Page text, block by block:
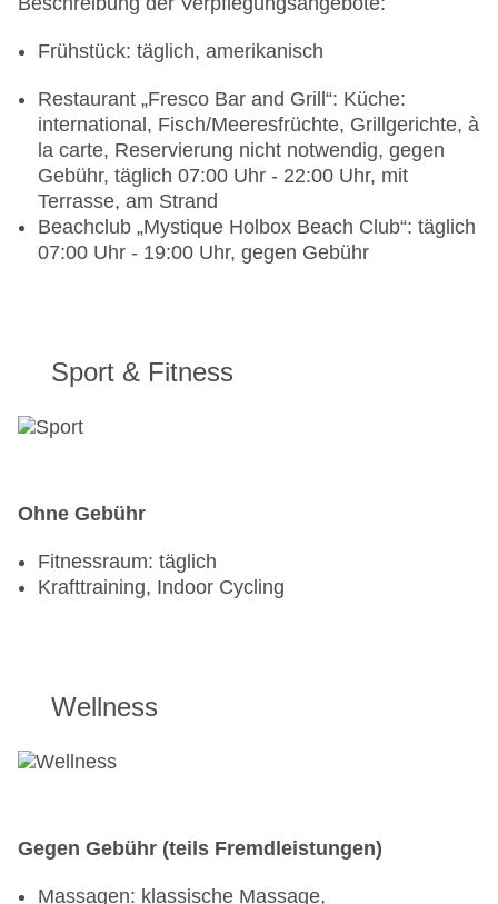
Frühstück: täglich, amerikanisch
Restaurant „Fresco Bar and Grill“: Küche:
international, Fisch/Meeresfrüchte, Grillgerichte, à
la carte, Reservierung nicht notwendig, gegen
Gebühr, täglich 07:00 Uhr - 22:00 Uhr, mit
Terrasse, am Strand
Beachclub „Mystique Holbox Beach Club“: täglich
07:00 Uhr - 19:00 Uhr, gegen Gebühr
Sport & Fitness
Ohne Gebühr
Fitnessraum: täglich
Krafttraining, Indoor Cycling
Wellness
Gegen Gebühr (teils Fremdleistungen)
Massagen: klassische Massage,